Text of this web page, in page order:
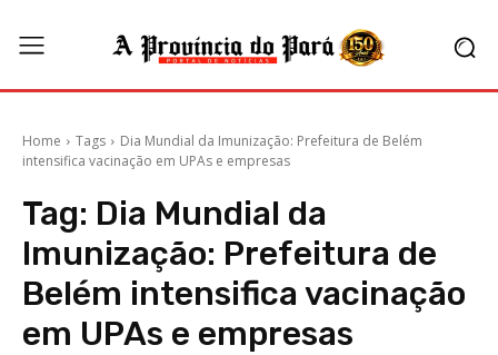
Home Tags
Dia Mundial da Imunização: Prefeitura de Belém
intensifica vacinação em UPAs e empresas
Tag: Dia Mundial da
Imunização: Prefeitura de
Belém intensifica vacinação
em UPAs e empresas